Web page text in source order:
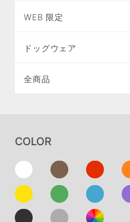
WEB 限定
ドッグウェア
全商品
COLOR